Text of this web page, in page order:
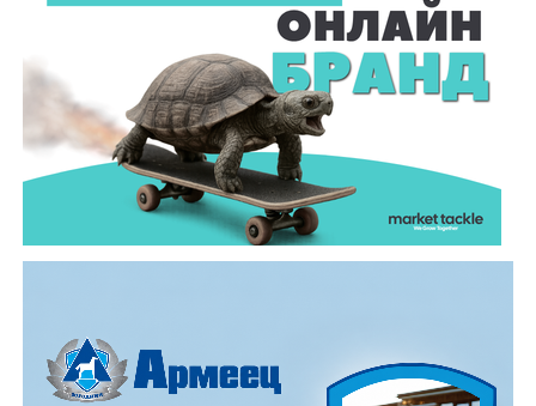
Тежкият инцидент е станал в събота, 1 август, около
10.00 часа в прохода Шипка. По данни на полицията
мотористът е самокатастрофирал.
На място незабавно е бил изпратен полицейски
екип, който установил самоличността на водача. Той
е бил транспортиран в габровската болница, където
по-късно починал.
Според първоначалната информация водачът се е
Причините за инцидента са в процес на изясняване.